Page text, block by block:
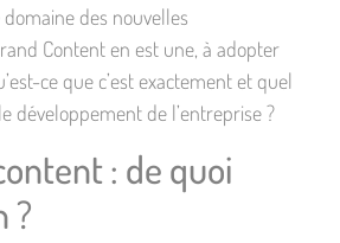
des nouvelles
Content en est une, à adopter
ce que c’est exactement et quel
développement de l’entreprise ?
: de quoi
?